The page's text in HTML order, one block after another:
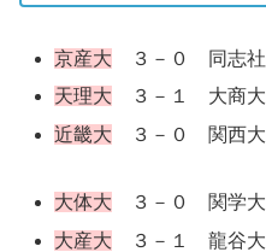
京産大 ３－０ 同志社
天理大 ３－１ 大商大
近畿大 ３－０ 関西大
大体大 ３－０ 関学大
大産大 ３－１ 龍谷大